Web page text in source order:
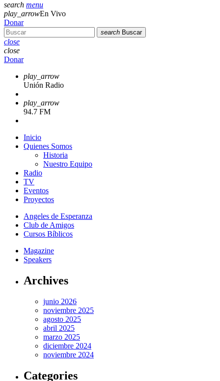
search menu
play_arrowEn Vivo
Donar
search Buscar
close
close
Donar
play_arrow
Unión Radio
play_arrow
94.7 FM
Inicio
Quienes Somos
Historia
Nuestro Equipo
Radio
TV
Eventos
Proyectos
Angeles de Esperanza
Club de Amigos
Cursos Bíblicos
Magazine
Speakers
Archives
junio 2026
noviembre 2025
agosto 2025
abril 2025
marzo 2025
diciembre 2024
noviembre 2024
Categories